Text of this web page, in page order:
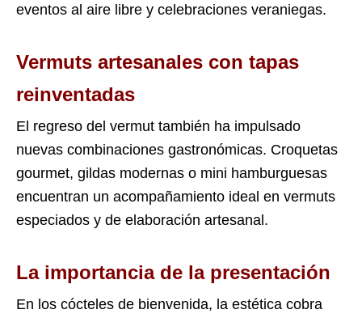
eventos al aire libre y celebraciones veraniegas.
Vermuts artesanales con tapas
reinventadas
El regreso del vermut también ha impulsado
nuevas combinaciones gastronómicas. Croquetas
gourmet, gildas modernas o mini hamburguesas
encuentran un acompañamiento ideal en vermuts
especiados y de elaboración artesanal.
La importancia de la presentación
En los cócteles de bienvenida, la estética cobra